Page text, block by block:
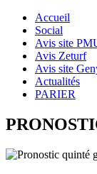
Accueil
Social
Avis site
Avis Zeturf
Avis site
Actualités
PARIER